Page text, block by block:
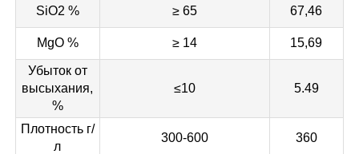
SiO2 % ≥ 65 67,46
MgO % ≥ 14 15,69
Убыток от
высыхания,
%
≤10 5.49
Плотность г/
л
300-600 360